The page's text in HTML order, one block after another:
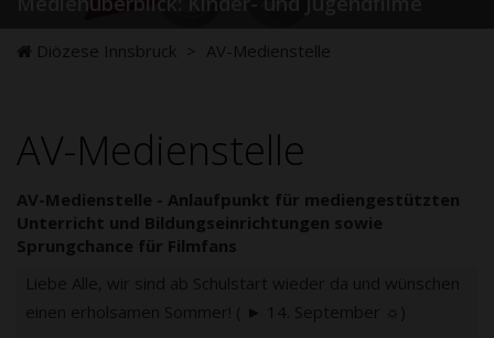
Diözese Innsbruck > AV-Medienstelle
AV-Medienstelle
AV-Medienstelle - Anlaufpunkt für mediengestützten
Unterricht und Bildungseinrichtungen sowie
Sprungchance für Filmfans
Liebe Alle, wir sind ab Schulstart wieder da und wünschen
einen erholsamen Sommer! ( ► 14. September ☼)